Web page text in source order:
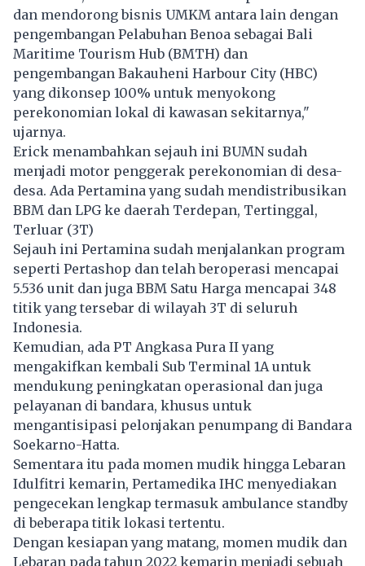
dan mendorong bisnis UMKM antara lain dengan
pengembangan Pelabuhan Benoa sebagai Bali
Maritime Tourism Hub (BMTH) dan
pengembangan Bakauheni Harbour City (HBC)
yang dikonsep 100% untuk menyokong
perekonomian lokal di kawasan sekitarnya,"
ujarnya.
Erick menambahkan sejauh ini BUMN sudah
menjadi motor penggerak perekonomian di desa-
desa. Ada Pertamina yang sudah mendistribusikan
BBM dan LPG ke daerah Terdepan, Tertinggal,
Terluar (3T)
Sejauh ini Pertamina sudah menjalankan program
seperti Pertashop dan telah beroperasi mencapai
5.536 unit dan juga BBM Satu Harga mencapai 348
titik yang tersebar di wilayah 3T di seluruh
Indonesia.
Kemudian, ada PT Angkasa Pura II yang
mengakifkan kembali Sub Terminal 1A untuk
mendukung peningkatan operasional dan juga
pelayanan di bandara, khusus untuk
mengantisipasi pelonjakan penumpang di Bandara
Soekarno-Hatta.
Sementara itu pada momen mudik hingga Lebaran
Idulfitri kemarin, Pertamedika IHC menyediakan
pengecekan lengkap termasuk ambulance standby
di beberapa titik lokasi tertentu.
Dengan kesiapan yang matang, momen mudik dan
Lebaran pada tahun 2022 kemarin menjadi sebuah